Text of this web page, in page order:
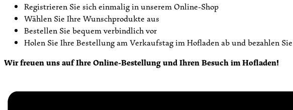
Registrieren Sie sich einmalig in unserem Online-Shop
Wählen Sie Ihre Wunschprodukte aus
Bestellen Sie bequem verbindlich vor
Holen Sie Ihre Bestellung am Verkaufstag im Hofladen ab und bezahlen
Wir freuen uns auf Ihre Online-Bestellung und Ihren Besuch im Hofladen!